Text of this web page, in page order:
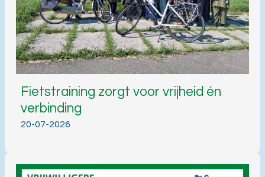
Fietstraining zorgt voor vrijheid én
verbinding
20-07-2026